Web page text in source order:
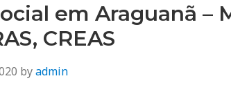
em Araguanã –
CREAS
byadmin